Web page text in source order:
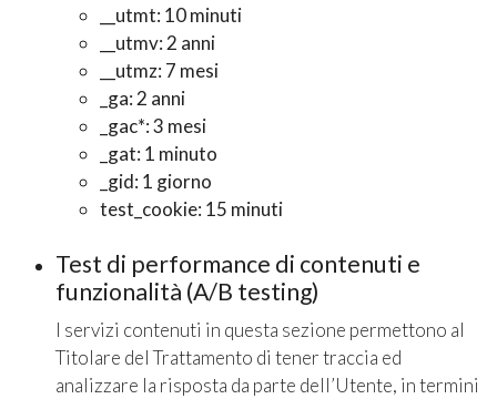
__utmt: 10 minuti
__utmv: 2 anni
__utmz: 7 mesi
_ga: 2 anni
_gac*: 3 mesi
_gat: 1 minuto
_gid: 1 giorno
test_cookie: 15 minuti
Test di performance di contenuti e
funzionalità (A/B testing)
I servizi contenuti in questa sezione permettono al
Titolare del Trattamento di tener traccia ed
analizzare la risposta da parte dell’Utente, in termini